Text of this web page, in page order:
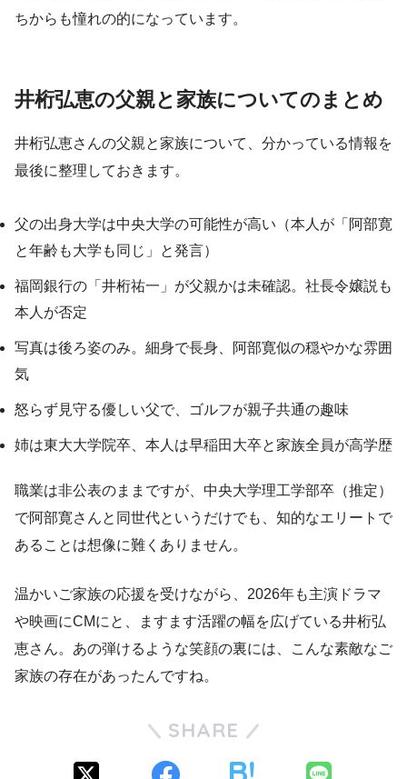
ちからも憧れの的になっています。
井桁弘恵の父親と家族についてのまとめ
井桁弘恵さんの父親と家族について、分かっている情報を
最後に整理しておきます。
父の出身大学は中央大学の可能性が高い（本人が「阿部寛
と年齢も大学も同じ」と発言）
福岡銀行の「井桁祐一」が父親かは未確認。社長令嬢説も
本人が否定
写真は後ろ姿のみ。細身で長身、阿部寛似の穏やかな雰囲
気
怒らず見守る優しい父で、ゴルフが親子共通の趣味
姉は東大大学院卒、本人は早稲田大卒と家族全員が高学歴
職業は非公表のままですが、中央大学理工学部卒（推定）
で阿部寛さんと同世代というだけでも、知的なエリートで
あることは想像に難くありません。
温かいご家族の応援を受けながら、2026年も主演ドラマ
や映画にCMにと、ますます活躍の幅を広げている井桁弘
恵さん。あの弾けるような笑顔の裏には、こんな素敵なご
家族の存在があったんですね。
SHARE